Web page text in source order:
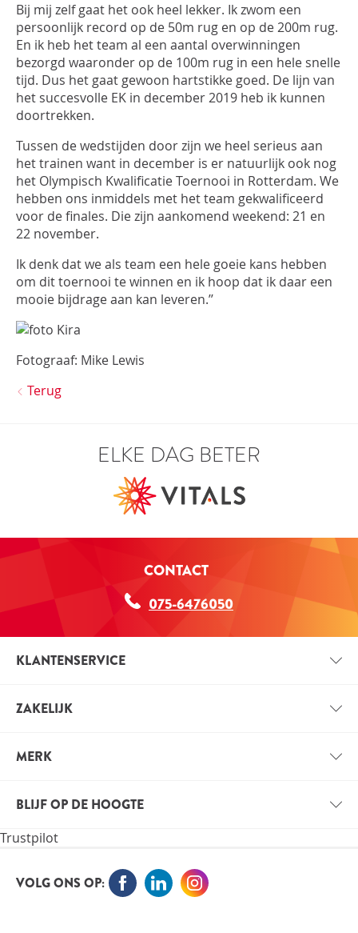
Bij mij zelf gaat het ook heel lekker. Ik zwom een
persoonlijk record op de 50m rug en op de 200m rug.
En ik heb het team al een aantal overwinningen
bezorgd waaronder op de 100m rug in een hele snelle
tijd. Dus het gaat gewoon hartstikke goed. De lijn van
het succesvolle EK in december 2019 heb ik kunnen
doortrekken.
Tussen de wedstijden door zijn we heel serieus aan
het trainen want in december is er natuurlijk ook nog
het Olympisch Kwalificatie Toernooi in Rotterdam. We
hebben ons inmiddels met het team gekwalificeerd
voor de finales. Die zijn aankomend weekend: 21 en
22 november.
Ik denk dat we als team een hele goeie kans hebben
om dit toernooi te winnen en ik hoop dat ik daar een
mooie bijdrage aan kan leveren.’’
Fotograaf: Mike Lewis
Terug
ELKE DAG BETER
CONTACT
075-6476050
KLANTENSERVICE
VERZENDINFORMATIE
ZAKELIJK
VACATURES
MERK
ORTHOKENNIS
BLIJF OP DE HOOGTE
MELD JE NU AAN VOOR DE NIEUWSBRIEF EN BLIJF OP
Trustpilot
VOLG ONS OP: